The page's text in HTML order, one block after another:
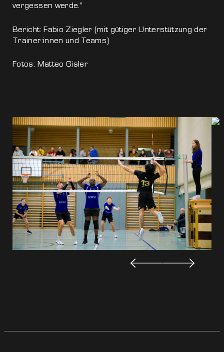
vergessen werde.“
Bericht: Fabio Ziegler (mit gütiger Unterstützung der
Trainer:innen und Teams)
Fotos: Matteo Gisler